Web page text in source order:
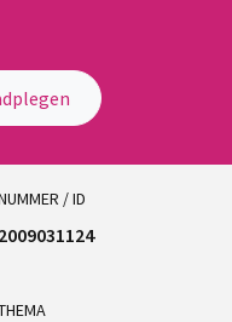
/ ID
2009031124